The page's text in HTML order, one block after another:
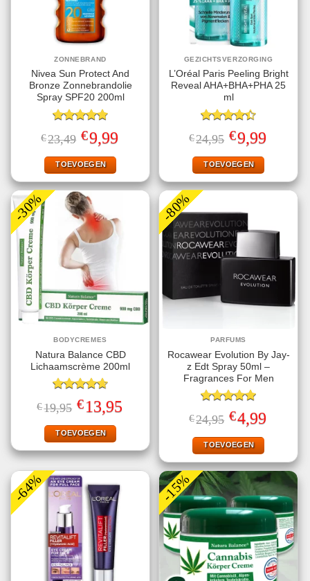
ZONNEBRAND
Nivea Sun Protect And
Bronze Zonnebrandolie
Spray SPF20 200ml
Gewaardeerd
4.78uit 5
€23,49 Oorspronkelijke
prijs
was:
€23,49.
€9,99Huidige
prijs
TOEVOEGEN
GEZICHTSVERZORGING
L’Oréal Paris Peeling Bright
Reveal AHA+BHA+PHA 25
ml
Gewaardeerd
4.40uit 5
€24,95 Oorspronkelijke
prijs
was:
€24,95.
€9,99Huidige
prijs
TOEVOEGEN
-30%
BODYCREMES
Natura Balance CBD
Lichaamscrème 200ml
Gewaardeerd
4.67uit 5
€19,95 Oorspronkelijke
prijs
was:
€19,95.
€13,95prijs
TOEVOEGEN
-80%
PARFUMS
Rocawear Evolution By Jay-
z Edt Spray 50ml –
Fragrances For Men
Gewaardeerd
5.00uit 5
€24,95 Oorspronkelijke
prijs
was:
€24,95.
€4,99Huidige
prijs
TOEVOEGEN
-64% -15%